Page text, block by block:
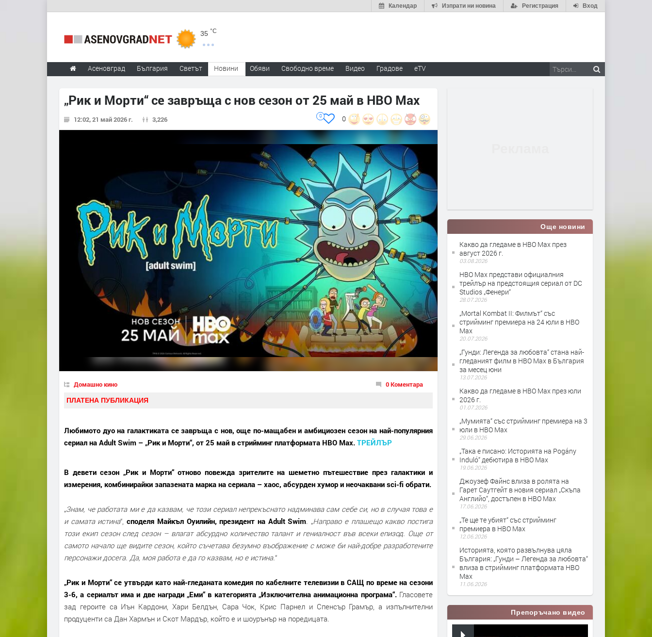
Вход
Регистрация
Изпрати ни новина
Календар
35 °C
Асеновград България Светът Новини Обяви Свободно време Видео Градове eTV
„Рик и Морти“ се завръща с нов сезон от 25 май в HBO Max
12:02, 21 май 2026 г. 3,226 0
0
Домашно кино 0 Коментара
ПЛАТЕНА ПУБЛИКАЦИЯ
Любимото дуо на галактиката се завръща с нов, още по-мащабен и амбициозен сезон на най-популярния
сериал на Adult Swim – „Рик и Морти“, от 25 май в стрийминг платформата HBO Max. ТРЕЙЛЪР
В девети сезон „Рик и Морти“ отново повежда зрителите на шеметно пътешествие през галактики и
измерения, комбинирайки запазената марка на сериала – хаос, абсурден хумор и неочаквани sci-fi обрати.
„Знам, че работата ми е да казвам, че този сериал непрекъснато надминава сам себе си, но в случая това е
и самата истина“, споделя Майкъл Оуилийн, президент на Adult Swim. „Направо е плашещо какво постига
този екип сезон след сезон – влагат абсурдно количество талант и гениалност във всеки епизод. Още от
самото начало ще видите сезон, който съчетава безумно въображение с може би най-добре разработените
персонажи досега. Да, моя работа е да го казвам, но е истина.“
„Рик и Морти“ се утвърди като най-гледаната комедия по кабелните телевизии в САЩ по време на сезони
3-6, а сериалът има и две награди „Еми“ в категорията „Изключителна анимационна програма“.Гласовете
зад героите са Иън Кардони, Хари Белдън, Сара Чок, Крис Парнел и Спенсър Грамър, а изпълнителни
продуценти са Дан Хармън и Скот Мардър, който е и шоурънър на поредицата.
Още новини
Какво да гледаме в HBO Max през
август 2026 г.
03.08.2026
HBO Max представи официалния
трейлър на предстоящия сериал от DC
Studios „Фенери“
28.07.2026
„Mortal Kombat II: Филмът“ със
стрийминг премиера на 24 юли в HBO
Max
20.07.2026
„Гунди: Легенда за любовта“ стана най-
гледаният филм в HBO Max в България
за месец юни
13.07.2026
Какво да гледаме в HBO Max през юли
2026 г.
01.07.2026
„Мумията“ със стрийминг премиера на 3
юли в HBO Max
29.06.2026
„Така е писано: Историята на Pogány
Induló“ дебютира в HBO Max
19.06.2026
Джоузеф Файнс влиза в ролята на
Гарет Саутгейт в новия сериал „Скъпа
Английо“, достъпен в HBO Max
17.06.2026
„Те ще те убият“ със стрийминг
премиера в HBO Max
12.06.2026
Историята, която развълнува цяла
България: „Гунди – Легенда за любовта“
влиза в стрийминг платформата HBO
Max
11.06.2026
Препоръчано видео